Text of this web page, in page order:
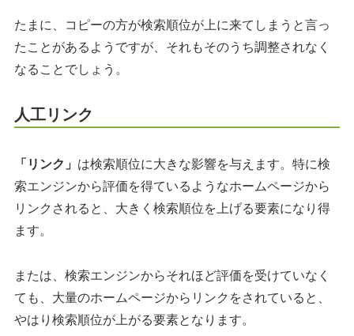
たまに、コピーの方が検索順位が上に来てしまうと言っ
たことがあるようですが、それもそのうち調整されなく
なることでしょう。
人工リンク
「リンク」 は検索順位に大きな影響を与えます。特に検
索エンジンから評価を得ているようなホームページから
リンクされると、大きく検索順位を上げる要素になり得
ます。
または、検索エンジンからそれほど評価を受けていなく
ても、大量のホームページからリンクをされていると、
やはり検索順位が上がる要素となります。